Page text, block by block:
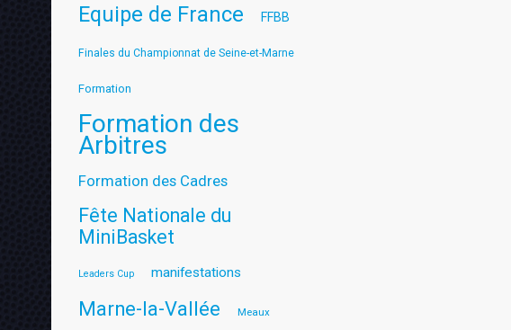
Equipe de France FFBB
Finales du Championnat de Seine-et-Marne
Formation
Formation des
Arbitres
Formation des Cadres
Fête Nationale du
MiniBasket
Leaders Cup manifestations
Marne-la-Vallée Meaux